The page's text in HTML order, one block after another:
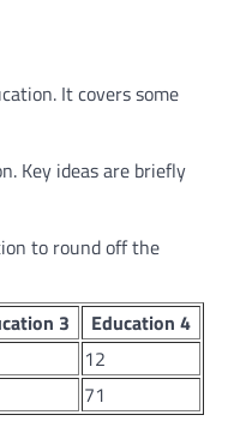
It covers some
Key ideas are briefly
to round off the
3
Education 4
12
71